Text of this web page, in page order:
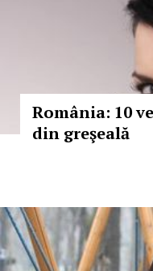
România: 10
din greşeală